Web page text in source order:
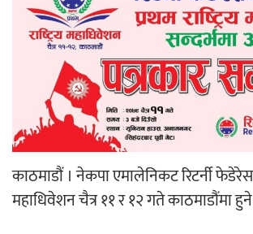
‘आइतबारको अफिस’ को
अर्जुन चन्द्रको ‘संवेदनाका
मुक्तकसङ्ग्रह लोकार्पण
काठमाडौं । नेकपा एमालेनिकट रिटर्नी
महाधिवेशन चैत्र ११ र १२ गते काठमाडौंमा